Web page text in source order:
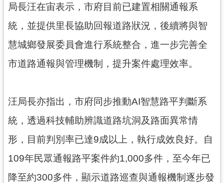
告
局長汪在宙表示，市府目前已建置相關通報系
統，並提供里長協助回報道路狀況，後續將與智
慧城鄉發展委員會進行系統整合，進一步完善全
市道路通報與管理機制，提升案件處理效率。
汪局長亦指出，市府同步推動AI智慧路平判斷系
統，透過科技輔助辨識道路坑洞及路面異常情
形，目前判別率已達9成以上，執行成效良好。自
109年民眾通報路平案件約1,000多件，至今年已
降至約300多件，顯示道路巡查與通報機制逐步發